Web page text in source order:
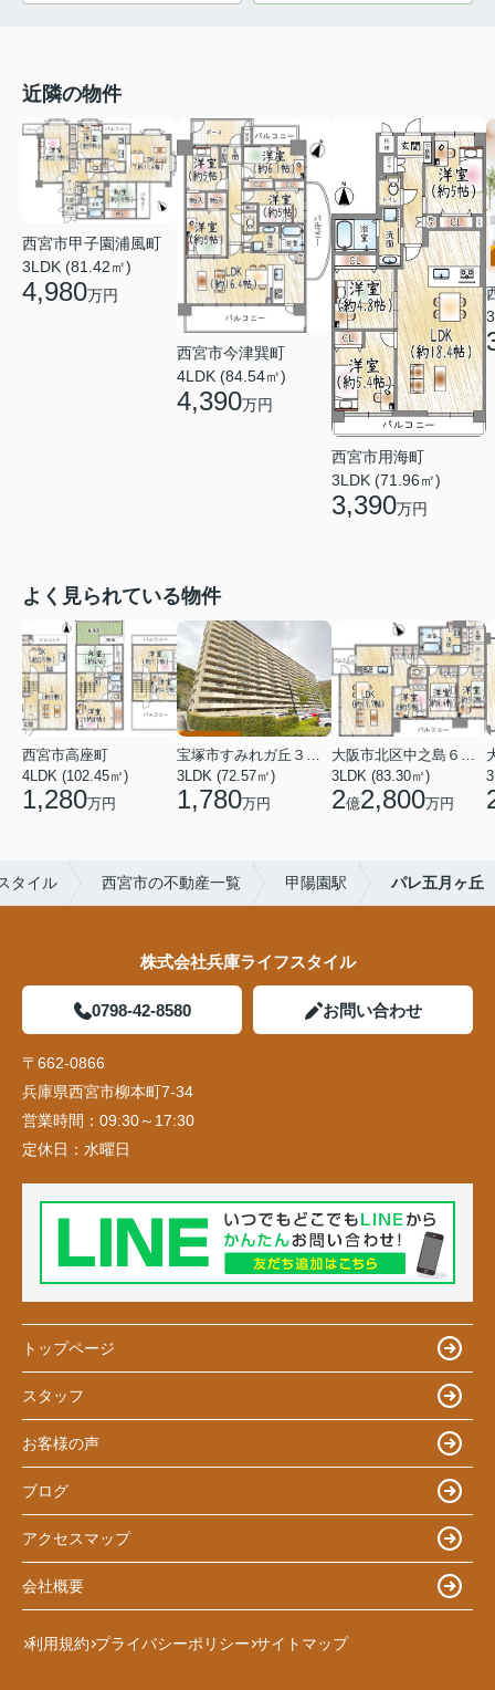
近隣の物件
西宮市甲子園浦風町
3LDK (81.42㎡)
4,980万円
西宮市今津巽町
4LDK (84.54㎡)
4,390万円
西宮市用海町
3LDK (71.96㎡)
3,390万円
よく見られている物件
西宮市高座町
4LDK (102.45㎡)
1,280万円
宝塚市すみれガ丘３丁目
3LDK (72.57㎡)
1,780万円
大阪市北区中之島６丁目
3LDK (83.30㎡)
2億2,800万円
タイル 西宮市の不動産一覧 甲陽園駅 パレ五月ヶ丘
株式会社兵庫ライフスタイル
0798-42-8580 お問い合わせ
〒662-0866
兵庫県西宮市柳本町7-34
営業時間： 09:30～17:30
定休日： 水曜日
トップページ
スタッフ
お客様の声
ブログ
アクセスマップ
会社概要
利用規約 プライバシーポリシー サイトマップ